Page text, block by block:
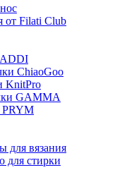
от Filati Club
ChiaoGoo
KnitPro
GAMMA
для вязания
для стирки